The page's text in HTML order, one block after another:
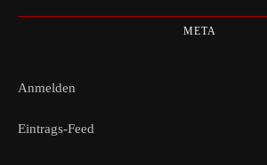
META
Anmelden
Eintrags-Feed